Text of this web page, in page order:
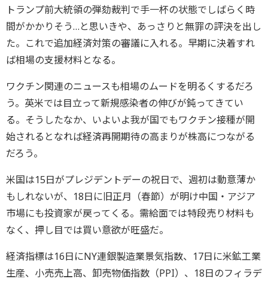
トランプ前大統領の弾劾裁判で手一杯の状態でしばらく時
間がかかりそう…と思いきや、あっさりと無罪の評決を出し
た。これで追加経済対策の審議に入れる。早期に決着すれ
ば相場の支援材料となる。
ワクチン関連のニュースも相場のムードを明るくするだろ
う。英米では目立って新規感染者の伸びが鈍ってきてい
る。そうしたなか、いよいよ我が国でもワクチン接種が開
始されるとなれば経済再開期待の高まりが株高につながる
だろう。
米国は15日がプレジデントデーの祝日で、週初は動意薄か
もしれないが、18日に旧正月（春節）が明け中国・アジア
市場にも投資家が戻ってくる。需給面では特段売り材料も
なく、押し目では買い意欲が旺盛だ。
経済指標は16日にNY連銀製造業景気指数、17日に米鉱工業
生産、小売売上高、卸売物価指数（PPI）、18日のフィラデ